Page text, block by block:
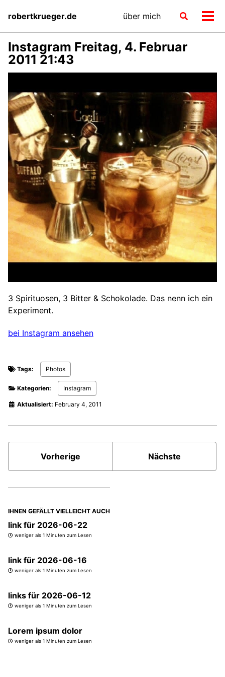
primary
navigation
content
footer
robertkrueger.de über mich
Toggle
Instagram Freitag, 4. Februar
2011 21:43
3 Spirituosen, 3 Bitter & Schokolade. Das nenn ich ein
Experiment.
bei Instagram ansehen
Tags: Photos
Kategorien: Instagram
Aktualisiert: February 4, 2011
Vorherige Nächste
IHNEN GEFÄLLT VIELLEICHT AUCH
link für 2026-06-22
weniger als 1 Minuten zum Lesen
link für 2026-06-16
weniger als 1 Minuten zum Lesen
links für 2026-06-12
weniger als 1 Minuten zum Lesen
Lorem ipsum dolor
weniger als 1 Minuten zum Lesen